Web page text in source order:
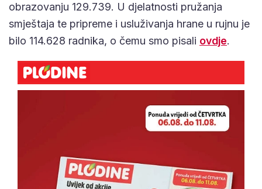
obrazovanju 129.739. U djelatnosti pružanja
smještaja te pripreme i usluživanja hrane u rujnu je
bilo 114.628 radnika, o čemu smo pisali ovdje.